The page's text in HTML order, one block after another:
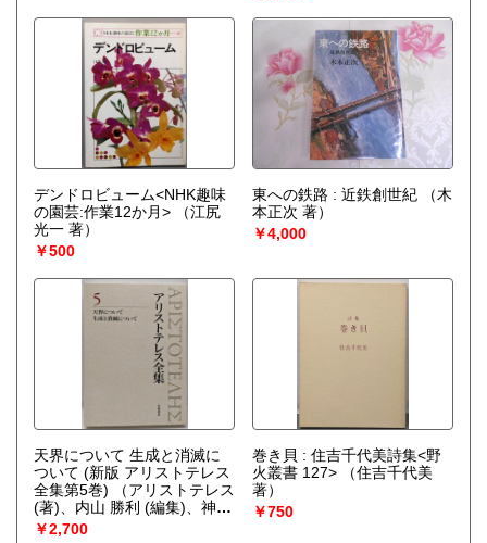
デンドロビューム<NHK趣味
の園芸:作業12か月>
（江尻
光一 著）
￥500
東への鉄路 : 近鉄創世紀
（木
本正次 著）
￥4,000
天界について 生成と消滅に
ついて (新版 アリストテレス
全集第5巻)
（アリストテレス
(著)、内山 勝利 (編集)、神崎
繁(編集)、中畑 正志 (編集)）
￥2,700
巻き貝 : 住吉千代美詩集<野
火叢書 127>
（住吉千代美
著）
￥750